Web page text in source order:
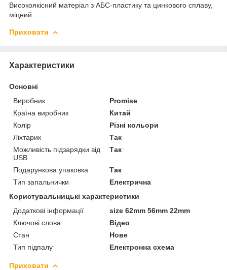
Високоякісний матеріал з АБС-пластику та цинкового сплаву,
міцний.
Приховати
Характеристики
Основні
Виробник
Promise
Країна виробник
Китай
Колір
Різні кольори
Ліхтарик
Так
Можливість підзарядки від
USB
Так
Подарункова упаковка
Так
Тип запальнички
Електрична
Користувальницькі характеристики
Додаткові інформації
size 62mm 56mm 22mm
Ключові слова
Відео
Стан
Нове
Тип підпалу
Електронна схема
Приховати